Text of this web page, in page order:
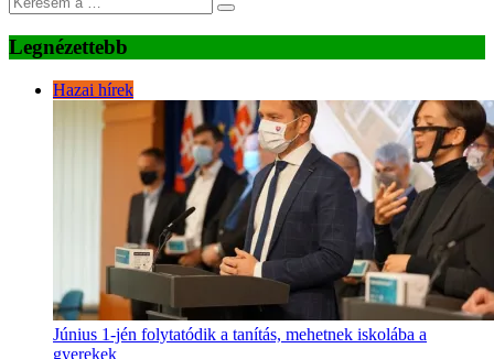
Legnézettebb
Hazai hírek
Június 1-jén folytatódik a tanítás, mehetnek iskolába a
gyerekek